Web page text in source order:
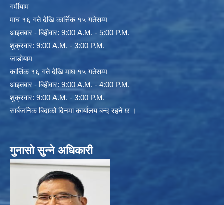
गर्मीयाम
माघ १६ गते देखि कार्त्तिक १५ गतेसम्म
आइतबार - बिहीवार: 9:00 A.M. - 5:00 P.M.
शुक्रवार: 9:00 A.M. - 3:00 P.M.
जाडोयाम
कार्त्तिक १६ गते देखि माघ १५ गतेसम्म
आइतबार - बिहीवार: 9:00 A.M. - 4:00 P.M.
शुक्रवार: 9:00 A.M. - 3:00 P.M.
सार्बजनिक बिदाको दिनमा कार्यालय बन्द रहने छ ।
गुनासो सुन्ने अधिकारी